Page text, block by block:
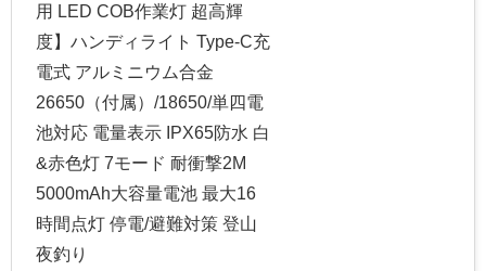
用 LED COB作業灯 超高輝
度】ハンディライト Type-C充
電式 アルミニウム合金
26650（付属）/18650/単四電
池対応 電量表示 IPX65防水 白
&赤色灯 7モード 耐衝撃2M
5000mAh大容量電池 最大16
時間点灯 停電/避難対策 登山
夜釣り